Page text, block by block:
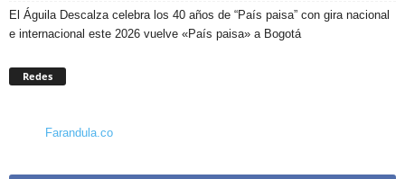
El Águila Descalza celebra los 40 años de “País paisa” con gira nacional
e internacional este 2026 vuelve «País paisa» a Bogotá
Redes
Farandula.co